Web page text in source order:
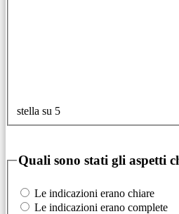
stella su 5
Quali sono stati gli aspetti
Le indicazioni erano chiare
Le indicazioni erano complete